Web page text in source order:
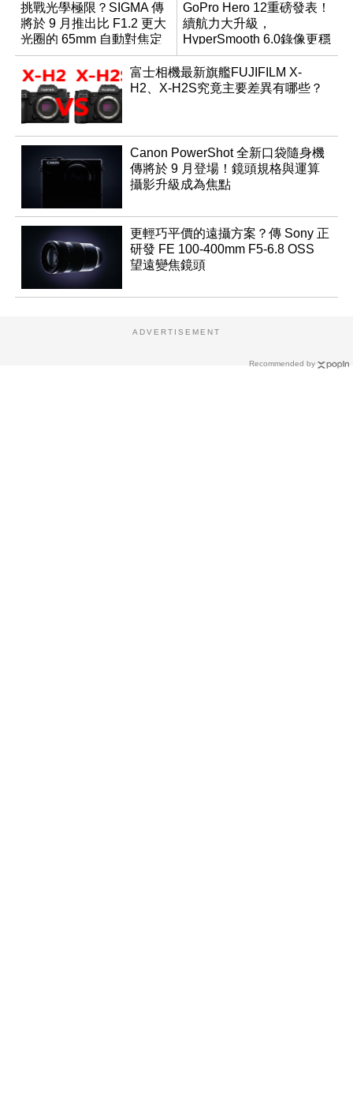
挑戰光學極限？SIGMA 傳
將於 9 月推出比 F1.2 更大
光圈的 65mm 自動對焦定
焦鏡
GoPro Hero 12重磅發表！
續航力大升級，
HyperSmooth 6.0錄像更穩
定
富士相機最新旗艦FUJIFILM X-
H2、X-H2S究竟主要差異有哪些？
Canon PowerShot 全新口袋隨身機
傳將於 9 月登場！鏡頭規格與運算
攝影升級成為焦點
更輕巧平價的遠攝方案？傳 Sony 正
研發 FE 100-400mm F5-6.8 OSS
望遠變焦鏡頭
Recommended by
ADVERTISEMENT